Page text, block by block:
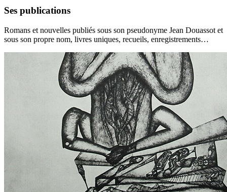
Ses publications
Romans et nouvelles publiés sous son pseudonyme Jean Douassot et
sous son propre nom, livres uniques, recueils, enregistrements…